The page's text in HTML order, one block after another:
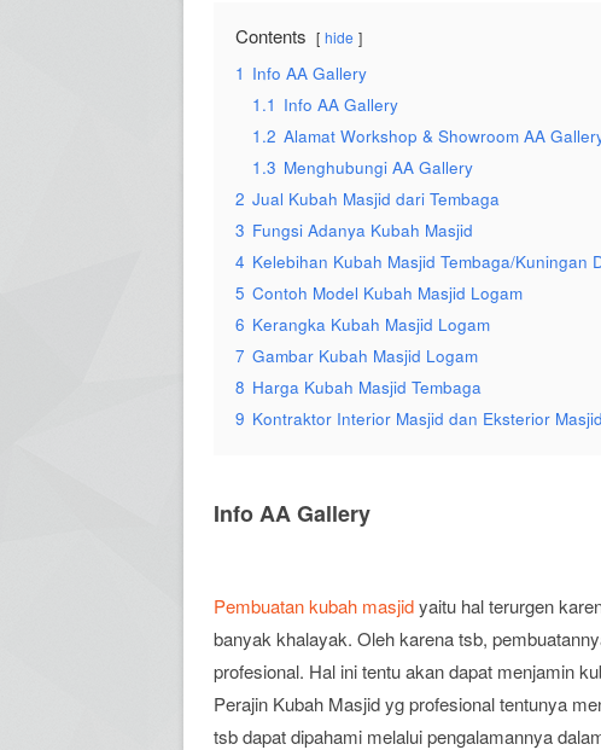
Contents hide
1 Info AA Gallery
1.1 Info AA Gallery
1.2 Alamat Workshop & Showroom AA
1.3 Menghubungi AA Gallery
2 Jual Kubah Masjid dari Tembaga
3 Fungsi Adanya Kubah Masjid
4 Kelebihan Kubah Masjid Tembaga/Kuningan
5 Contoh Model Kubah Masjid Logam
6 Kerangka Kubah Masjid Logam
7 Gambar Kubah Masjid Logam
8 Harga Kubah Masjid Tembaga
9 Kontraktor Interior Masjid dan Eksterior Masjid
Info AA Gallery
Pembuatan kubah masjidyaitu hal terurgen
banyak khalayak. Oleh karena tsb,
profesional. Hal ini tentu akan dapat menjamin
Perajin Kubah Masjid yg profesional tentunya
tsb dapat dipahami melalui pengalamannya